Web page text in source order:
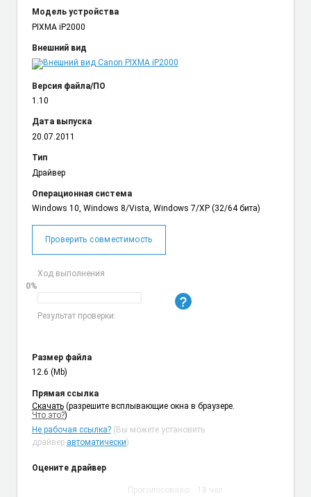
Модель устройства
PIXMA iP2000
Внешний вид
Версия файла/ПО
1.10
Дата выпуска
20.07.2011
Тип
Драйвер
Операционная система
Windows 10, Windows 8/Vista, Windows 7/XP (32/64 бита)
Проверить совместимость
Ход выполнения
0%
Результат проверки:
Размер файла
12.6 (Mb)
Прямая ссылка
Cкачать (разрешите всплывающие окна в браузере.
Что это?)
Не рабочая ссылка?(Вы можете установить
драйвер автоматически)
Оцените драйвер
Проголосовало: 18 чел.